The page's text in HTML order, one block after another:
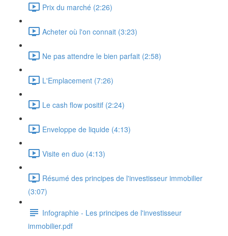
Prix du marché (2:26)
Acheter où l'on connait (3:23)
Ne pas attendre le bien parfait (2:58)
L'Emplacement (7:26)
Le cash flow positif (2:24)
Enveloppe de liquide (4:13)
Visite en duo (4:13)
Résumé des principes de l'investisseur immobilier
(3:07)
Infographie - Les principes de l'investisseur
immobilier.pdf